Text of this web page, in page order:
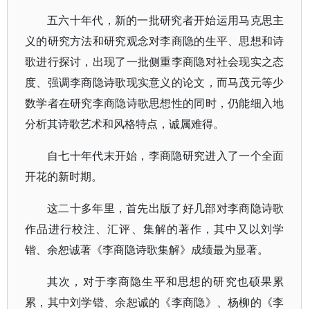
五六十年代，新的一批研究者开始运用马克思主
义的研究方法和研究观念对李商隐的生平、思想和诗
歌进行探讨，出现了一批侧重李商隐对社会现实之态
度、强调李商隐诗歌现实意义的论文，而马茂元等少
数学者在研究李商隐诗歌思想性的同时，仍能细入地
分析其诗歌艺术和风格特点，诚属难得。
自七十年代末开始，李商隐研究进入了一个全面
开花的新时期。
这二十多年里，首先出版了好几部对李商隐诗歌
作品进行校注、汇评、集解的著作，其中又以刘学
锴、余恕诚著《李商隐诗歌集解》成绩最为显著。
其次，对于李商隐生平和思想的研究也硕果累
累，其中刘学锴、余恕诚的《李商隐》、杨柳的《李